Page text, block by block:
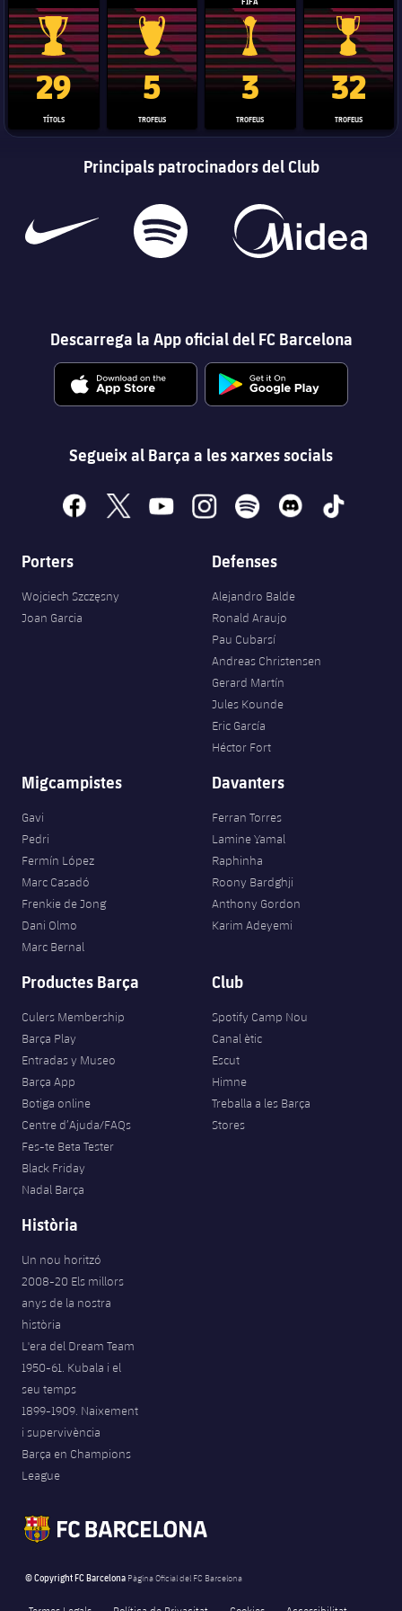
Trofeu de la Liga
29
TÍTOLS
Trofeu de la Lliga de Campions
5
TROFEUS
Trofeu del Mundial de Clubs
3
TROFEUS
Copa del
32
TROFEUS
Principals patrocinadors del Club
Descarrega la App oficial del FC Barcelona
Segueix al Barça a les xarxes socials
facebook
x youtubeinstagramspotify discord tiktok
Porters
Wojciech Szczęsny
Joan Garcia
Defenses
Alejandro Balde
Ronald Araujo
Pau Cubarsí
Andreas Christensen
Gerard Martín
Jules Kounde
Eric García
Héctor Fort
Migcampistes
Gavi
Pedri
Fermín López
Marc Casadó
Frenkie de Jong
Dani Olmo
Marc Bernal
Davanters
Ferran Torres
Lamine Yamal
Raphinha
Roony Bardghji
Anthony Gordon
Karim Adeyemi
Productes Barça
Culers Membership
Barça Play
Entradas y Museo
Barça App
Botiga online
Centre d’Ajuda/FAQs
Fes-te Beta Tester
Black Friday
Nadal Barça
Club
Spotify Camp Nou
Canal ètic
Escut
Himne
Treballa a les Barça
Stores
Història
Un nou horitzó
2008-20 Els millors
anys de la nostra
història
L'era del Dream Team
1950-61. Kubala i el
seu temps
1899-1909. Naixement
i supervivència
Barça en Champions
League
© Copyright FC Barcelona Pàgina Oficial del FC Barcelona